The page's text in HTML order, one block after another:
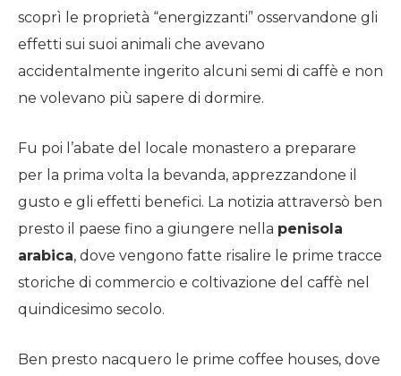
scoprì le proprietà “energizzanti” osservandone gli
effetti sui suoi animali che avevano
accidentalmente ingerito alcuni semi di caffè e non
ne volevano più sapere di dormire.
Fu poi l’abate del locale monastero a preparare
per la prima volta la bevanda, apprezzandone il
gusto e gli effetti benefici. La notizia attraversò ben
presto il paese fino a giungere nella penisola
arabica, dove vengono fatte risalire le prime tracce
storiche di commercio e coltivazione del caffè nel
quindicesimo secolo.
Ben presto nacquero le prime coffee houses, dove